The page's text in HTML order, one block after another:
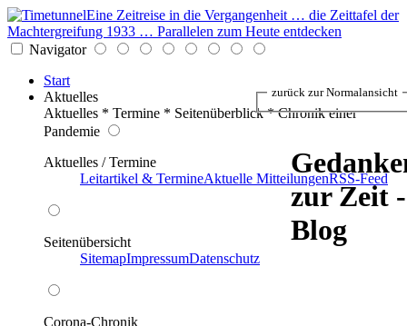
Eine Zeitreise in die Vergangenheit … die Zeittafel der
Machtergreifung 1933 … Parallelen zum Heute entdecken
Navigator
Start
Aktuelles
Aktuelles * Termine * Seitenüberblick * Chronik einer
Pandemie
Aktuelles / Termine
Leitartikel & TermineAktuelle MitteilungenRSS-Feed
Seitenübersicht
SitemapImpressumDatenschutz
Corona-Chronik
zur Zeit -
Blog
zurück zur Normalansicht